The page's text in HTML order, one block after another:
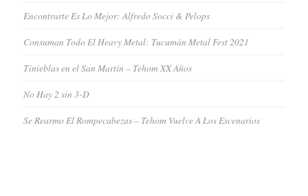
Encontrarte Es Lo Mejor: Alfredo Socci & Pelops
Consuman Todo El Heavy Metal: Tucumán Metal Fest 2021
Tinieblas en el San Martín – Tehom XX Años
No Hay 2 sin 3-D
Se Rearmo El Rompecabezas – Tehom Vuelve A Los Escenarios